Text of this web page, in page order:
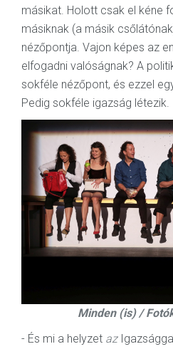
másikat. Holott csak el kéne
másiknak (a másik
nézőpontja. Vajon képes az
elfogadni valóságnak? A
sokféle nézőpont, és ezzel
Pedig sokféle igazság létezik.
Minden (is) /
- És mi a helyzet az